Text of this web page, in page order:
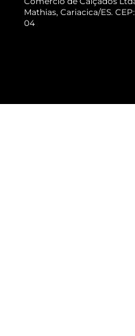
Vendas Corporativas
Mathias, Cariacica/ES.
04